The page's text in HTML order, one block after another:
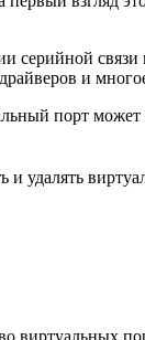
серийной
и
порт может
и удалять
виртуальных